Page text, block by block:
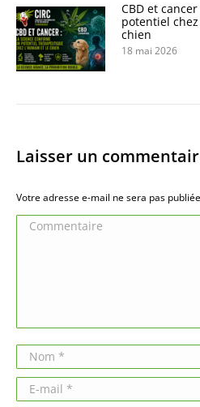
CBD et
potentiel
chien
18 mai 2026
Laisser un
Votre adresse e-mail ne sera pas
Commentaire
Nom *
E-mail *